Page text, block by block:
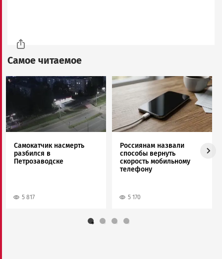
Самое читаемое
Image
Самокатчик насмерть
разбился в
Петрозаводске
5 817
Image
Россиянам назвали
способы вернуть
скорость мобильному
телефону
5 170